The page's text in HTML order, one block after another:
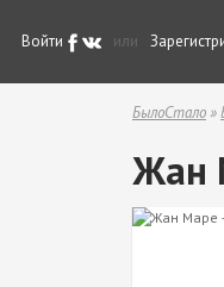
Войти или
БылоСтало »
Жан